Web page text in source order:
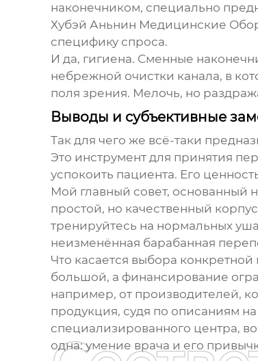
наконечником, специально
Хубэй Аньнин Медицинские
специфику спроса.
И да, гигиена. Сменные
небрежной очистки канала, в
поля зрения. Мелочь, но
Выводы и субъективные
Так для чего же всё-таки
Это инструмент для принятия
успокоить пациента. Его
Мой главный совет, основанный
простой, но качественный
тренируйтесь на нормальных
неизменённая барабанная
Что касается выбора
большой, а финансирование
например, от производителей,
продукция, судя по описаниям на
специализированного центра,
одна: умение врача и его